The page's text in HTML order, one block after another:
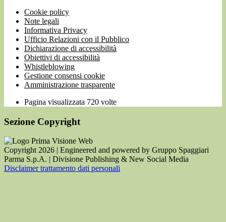
Cookie policy
Note legali
Informativa Privacy
Ufficio Relazioni con il Pubblico
Dichiarazione di accessibilità
Obiettivi di accessibilità
Whistleblowing
Gestione consensi cookie
Amministrazione trasparente
Pagina visualizzata 720 volte
Sezione Copyright
Copyright 2026 | Engineered and powered by Gruppo Spaggiari
Parma S.p.A. | Divisione Publishing & New Social Media
Disclaimer trattamento dati personali